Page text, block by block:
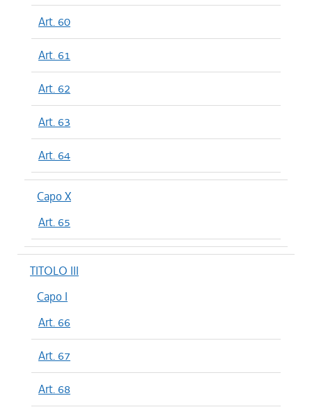
Art. 60
Art. 61
Art. 62
Art. 63
Art. 64
Capo X
Art. 65
TITOLO III
Capo I
Art. 66
Art. 67
Art. 68